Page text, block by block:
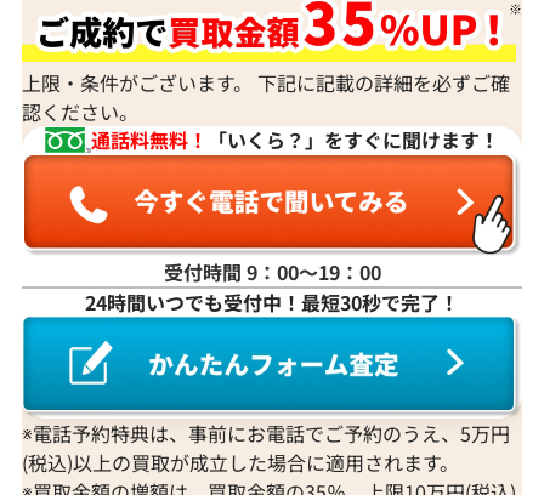
すか？
身分証明書がなぜ必要？
上限・条件がございます。 下記に記載の詳細を必ずご確
認ください。
通話料無料！
「いくら？」をすぐに聞けます！
受付時間 9：00〜19：00
24時間いつでも受付中！最短30秒で完了！
※電話予約特典は、事前にお電話でご予約のうえ、5万円
(税込)以上の買取が成立した場合に適用されます。